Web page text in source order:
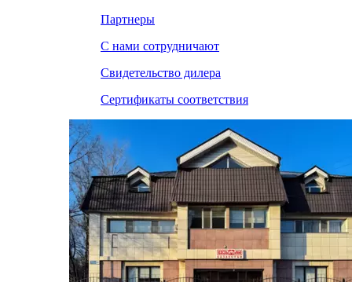
Партнеры
С нами сотрудничают
Свидетельство дилера
Сертификаты соответствия